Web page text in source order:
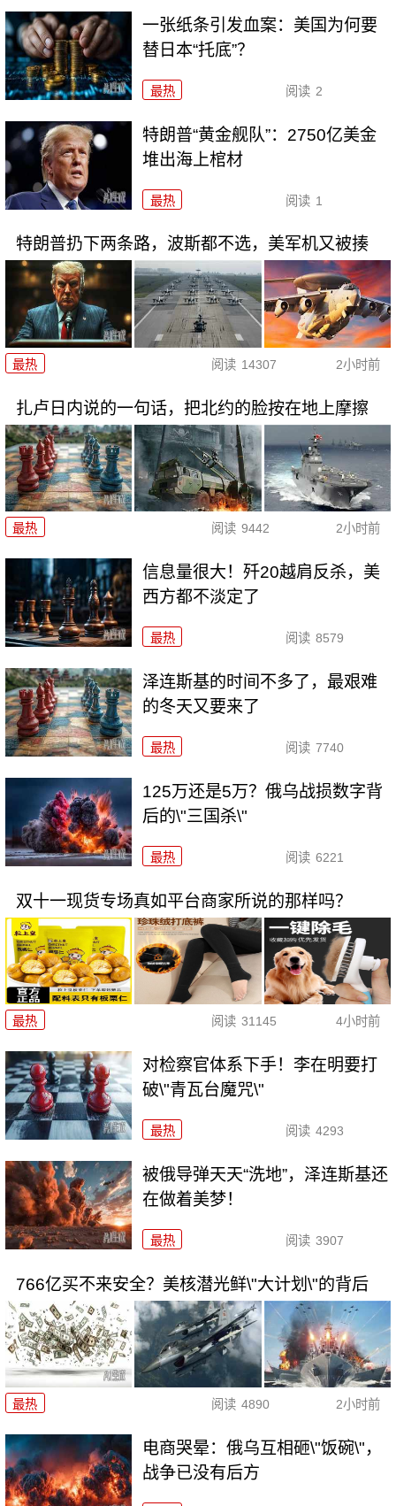
一张纸条引发血案：美国为何要
替日本“托底”？
最热 阅读 2
特朗普“黄金舰队”：2750亿美金
堆出海上棺材
最热 阅读 1
特朗普扔下两条路，波斯都不选，美军机又被揍
最热 阅读 14307 2小时前
扎卢日内说的一句话，把北约的脸按在地上摩擦
最热 阅读 9442 2小时前
信息量很大！歼20越肩反杀，美
西方都不淡定了
最热 阅读 8579
泽连斯基的时间不多了，最艰难
的冬天又要来了
最热 阅读 7740
125万还是5万？俄乌战损数字背
后的\"三国杀\"
最热 阅读 6221
双十一现货专场真如平台商家所说的那样吗？
最热 阅读 31145 4小时前
对检察官体系下手！李在明要打
破\"青瓦台魔咒\"
最热 阅读 4293
被俄导弹天天“洗地”，泽连斯基还
在做着美梦！
最热 阅读 3907
766亿买不来安全？美核潜光鲜\"大计划\"的背后
最热 阅读 4890 2小时前
电商哭晕：俄乌互相砸\"饭碗\"，
战争已没有后方